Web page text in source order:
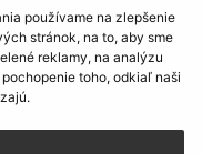
používame na zlepšenie
stránok, na to, aby sme
reklamy, na analýzu
toho, odkiaľ naši
o prístupnosti